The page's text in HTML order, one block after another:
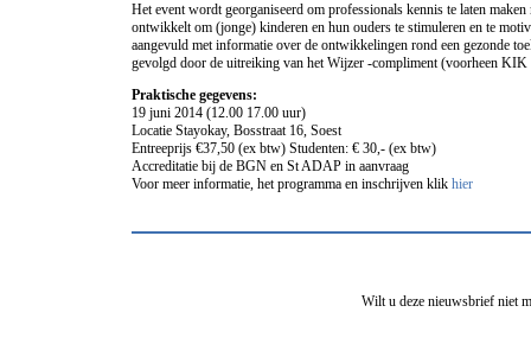
Het event wordt georganiseerd om professionals kennis te laten
ontwikkelt om (jonge) kinderen en hun ouders te stimuleren en te
aangevuld met informatie over de ontwikkelingen rond een gezonde
gevolgd door de uitreiking van het Wijzer -compliment (voorheen KIK
Praktische gegevens:
19 juni 2014 (12.00 17.00 uur)
Locatie Stayokay, Bosstraat 16, Soest
Entreeprijs €37,50 (ex btw) Studenten: € 30,- (ex btw)
Accreditatie bij de BGN en St ADAP in aanvraag
Voor meer informatie, het programma en inschrijven klik hier
Wilt u deze nieuwsbrief niet